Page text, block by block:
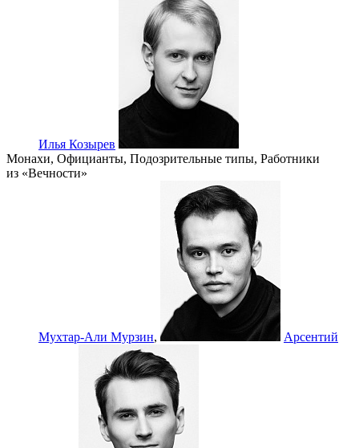
Илья Козырев
Монахи, Официанты, Подозрительные типы, Работники
из «Вечности»
Мухтар-Али Мурзин, Арсентий